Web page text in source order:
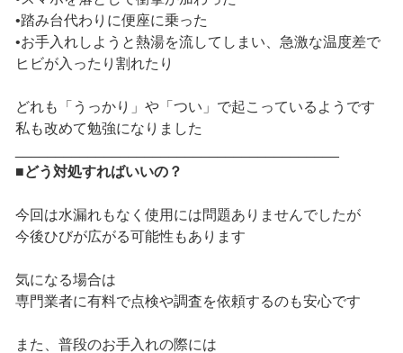
•踏み台代わりに便座に乗った
•お手入れしようと熱湯を流してしまい、急激な温度差で
ヒビが入ったり割れたり
どれも「うっかり」や「つい」で起こっているようです
私も改めて勉強になりました
■どう対処すればいいの？
今回は水漏れもなく使用には問題ありませんでしたが
今後ひびが広がる可能性もあります
気になる場合は
専門業者に有料で点検や調査を依頼するのも安心です
また、普段のお手入れの際には